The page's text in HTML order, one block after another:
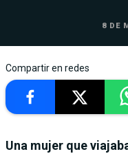
8 DE
Compartir en redes
Una mujer que